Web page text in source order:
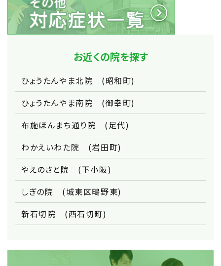
お近くの院を探す
ひょうたんやま北院 (昭和町)
ひょうたんやま南院 (御幸町)
布施ほんまち通り院 (足代)
わかえいわた院 (岩田町)
やえのさと院 (下小阪)
しぎの院 (城東区鴫野東)
新石切院 (西石切町)